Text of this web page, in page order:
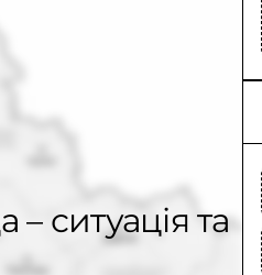
ситуація та